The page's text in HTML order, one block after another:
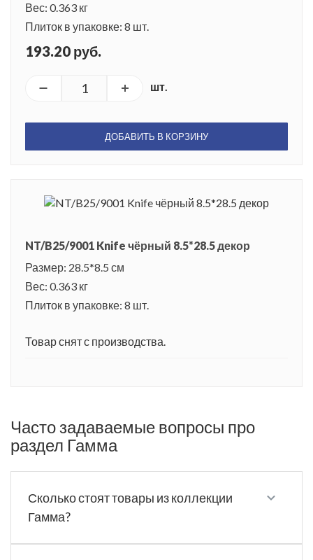
Вес: 0.363 кг
Плиток в упаковке: 8 шт.
193.20 руб.
шт.
ДОБАВИТЬ В КОРЗИНУ
NT/B25/9001 Knife чёрный 8.5*28.5 декор
Размер: 28.5*8.5 см
Вес: 0.363 кг
Плиток в упаковке: 8 шт.
Товар снят с производства.
Часто задаваемые вопросы про
раздел Гамма
Сколько стоят товары из коллекции
Гамма?